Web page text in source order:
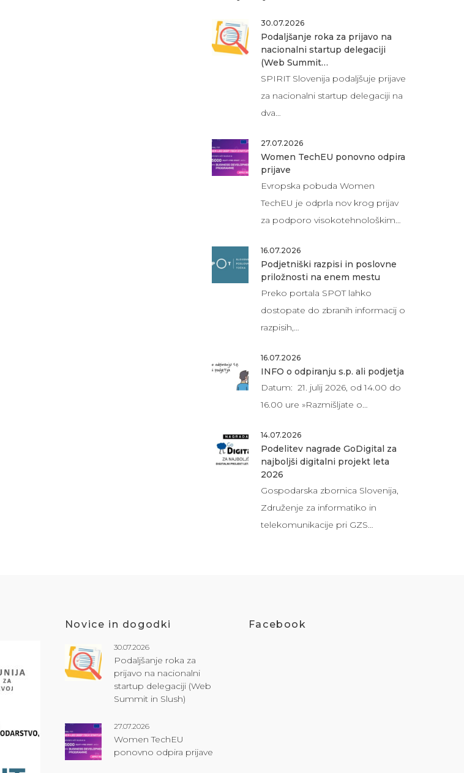
30.07.2026
Podaljšanje roka za prijavo na
nacionalni startup delegaciji
(Web Summit…
SPIRIT Slovenija podaljšuje prijave
za nacionalni startup delegaciji na
dva…
27.07.2026
Women TechEU ponovno odpira
prijave
Evropska pobuda Women
TechEU je odprla nov krog prijav
za podporo visokotehnološkim…
16.07.2026
Podjetniški razpisi in poslovne
priložnosti na enem mestu
Preko portala SPOT lahko
dostopate do zbranih informacij o
razpisih,…
16.07.2026
INFO o odpiranju s.p. ali podjetja
Datum: 21. julij 2026, od 14.00 do
16.00 ure »Razmišljate o…
14.07.2026
Podelitev nagrade GoDigital za
najboljši digitalni projekt leta
2026
Gospodarska zbornica Slovenija,
Združenje za informatiko in
telekomunikacije pri GZS…
Novice in dogodki
30.07.2026
Podaljšanje roka za
prijavo na nacionalni
startup delegaciji (Web
Summit in Slush)
27.07.2026
Women TechEU
ponovno odpira prijave
Facebook